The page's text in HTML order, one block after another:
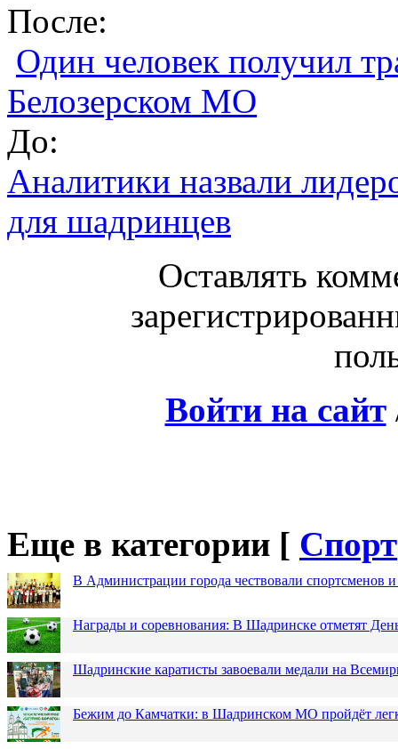
После:
Один человек получил
Белозерском МО
До:
Аналитики назвали
для шадринцев
Оставлять
Войти на сайт
Еще в категории [ Спорт
В Администрации города чествовали спортсменов и
Награды и соревнования: В Шадринске отметят
Шадринские каратисты завоевали медали на
Бежим до Камчатки: в Шадринском МО пройдёт